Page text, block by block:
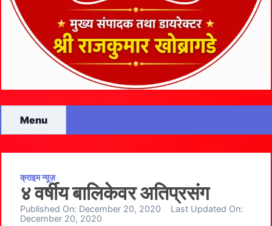
Menu
क्राइम न्यूज़
४ वर्षीय बालिकेवर अतिप्रसंग
Published On: December 20, 2020
Last Updated On:
December 20, 2020